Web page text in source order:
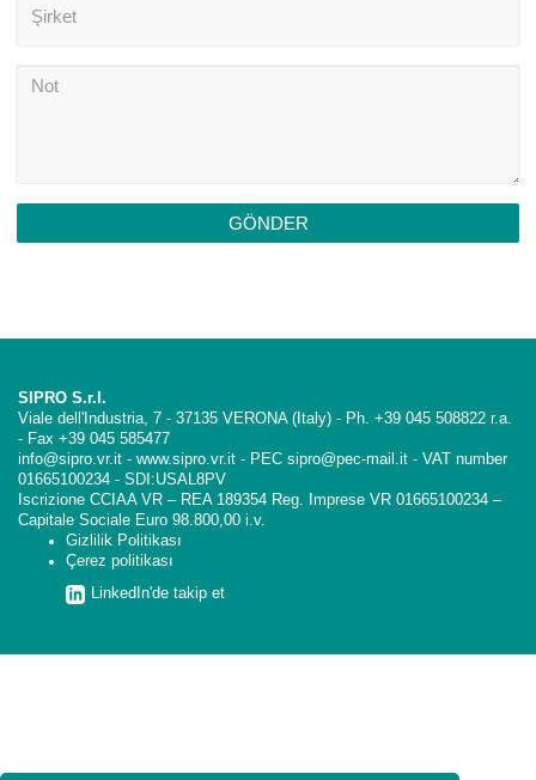
GÖNDER
SIPRO S.r.l.
Viale dell'Industria, 7 - 37135 VERONA (Italy) - Ph. +39 045 508822 r.a.
- Fax +39 045 585477
info@sipro.vr.it - www.sipro.vr.it - PEC sipro@pec-mail.it - VAT number
01665100234 - SDI:USAL8PV
Iscrizione CCIAA VR – REA 189354 Reg. Imprese VR 01665100234 –
Capitale Sociale Euro 98.800,00 i.v.
Gizlilik Politikası
Çerez politikası
LinkedIn'de takip et